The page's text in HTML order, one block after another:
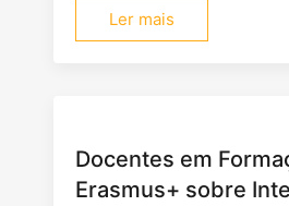
Ler mais
Docentes em
Erasmus+ sobre